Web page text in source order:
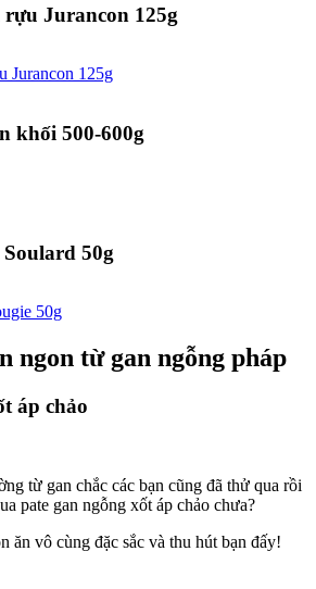
Jurancon 125g
khối 500-600g
50g
ngon từ gan ngỗng pháp
áp chảo
từ gan chắc các bạn cũng đã thử qua rồi
pate gan ngỗng xốt áp chảo chưa?
ăn vô cùng đặc sắc và thu hút bạn đấy!